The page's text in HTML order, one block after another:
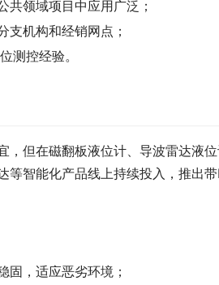
共领域项目中应用广泛；
支机构和经销网点；
测控经验。
但在磁翻板液位计、导波雷达液
等智能化产品线上持续投入，推出
固，适应恶劣环境；